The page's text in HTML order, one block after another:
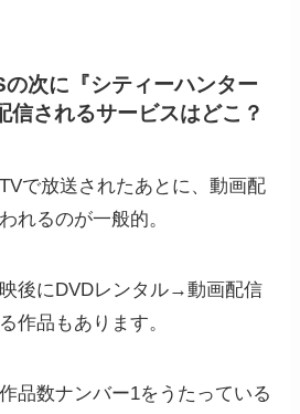
次に『シティーハンター
されるサービスはどこ？
で放送されたあとに、動画配
れるのが一般的。
後にDVDレンタル→動画配信
作品もあります。
品数ナンバー1をうたっている